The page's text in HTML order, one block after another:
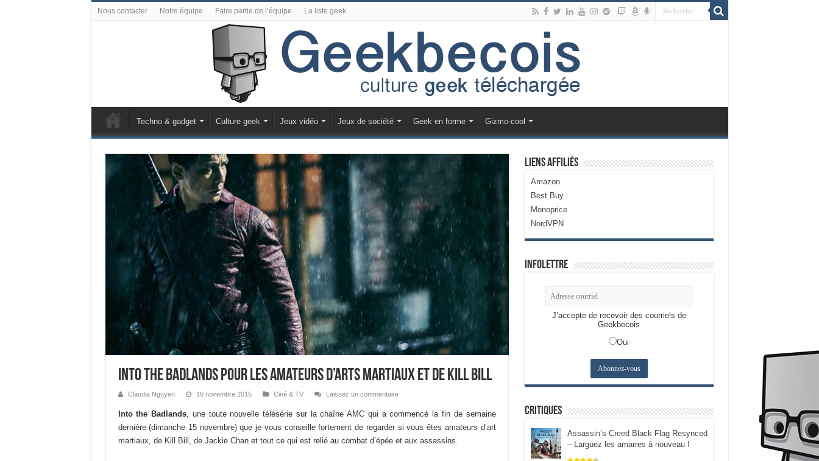
Nous contacter Notre équipe Faire partie de l’équipe La liste geek
Techno & gadget Culture geek Jeux vidéo Jeux de société Geek en forme Gizmo-cool
Into the Badlands pour les amateurs d’arts martiaux et de Kill Bill
Claudia Nguyen 16 novembre 2015 Ciné & TV Laissez un commentaire
Into the Badlands, une toute nouvelle télésérie sur la chaîne AMC qui a commencé la fin de semaine
dernière (dimanche 15 novembre) que je vous conseille fortement de regarder si vous êtes amateurs d’art
martiaux, de Kill Bill, de Jackie Chan et tout ce qui est relié au combat d’épée et aux assassins.
Liens Affiliés
Amazon
Best Buy
Monoprice
NordVPN
Infolettre
J’accepte de recevoir des courriels de
Geekbecois
Oui
Critiques
Assassin’s Creed Black Flag Resynced
– Larguez les amarres à nouveau !